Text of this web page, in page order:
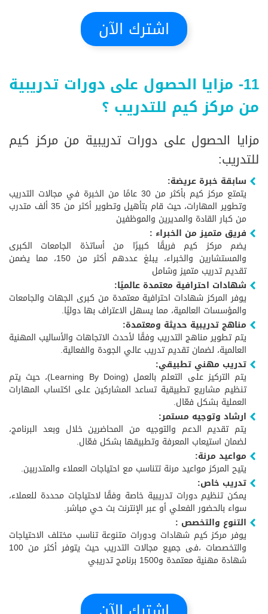
اشترك الآن
11- مزايا الحصول على دورات تدريبية
من مركز كيم للتدريب ؟
مزايا الحصول على دورات تدريبية من مركز كيم
للتدريب:
سابقة خبرة عريضة:
يتمتع مركز كيم بأكثر من 30 عامًا من الخبرة في مجالات التدريب
وتطوير المهارات، حيث قام بتأهيل وتطوير أكثر من 35 ألف متدرب
من كبار القادة والمديرين والموظفين
فريق متميز من الخبراء :
يضم مركز كيم فريقًا كبيرًا من أساتذة الجامعات الكبرى
والمستشارين والخبراء، يبلغ عددهم أكثر من 150، مما يضمن
تقديم تدريب متميز وشامل
شهادات احترافية معتمدة عالميًا:
يوفر المركز شهادات احترافية معتمدة من كبرى الجهات والجامعات
والمؤسسات العالمية، مما يسهل الاعتراف بها دوليًا.
مناهج تدريبية حديثة ومعتمدة:
يتم تطوير مناهج التدريب وفقًا لأحدث الاتجاهات والأساليب المهنية
العالمية، لضمان تقديم تدريب عالي الجودة والفعالية.
تدريب مهني تطبيقي:
يتم التركيز على التعلم بالعمل (Learning By Doing)، حيث يتم
تنظيم مشاريع تطبيقية تساعد المشاركين على اكتساب المهارات
العملية بشكل فعّال.
ارشاد وتوجيه مستمر:
يتم تقديم الدعم والتوجيه من المحاضرين خلال وبعد البرنامج،
لضمان استيعاب المعرفة وتطبيقها بشكل فعّال.
مواعيد مرنة:
يتيح المركز مواعيد مرنة تتناسب مع احتياجات العملاء والمتدربين.
تدريب خاص:
يمكن تنظيم دورات تدريبية خاصة وفقًا لاحتياجات محددة للعملاء،
سواء بالحضور الفعلي أو عبر الإنترنت بث حي مباشر.
التنوع والتخصص :
يوفر مركز كيم شهادات ودورات متنوعة تناسب مختلف الاحتياجات
والتخصصات ،فى جميع مجالات التدريب حيث يتوفر أكثر من 100
شهادة مهنية معتمدة و1500 برنامج تدريبي